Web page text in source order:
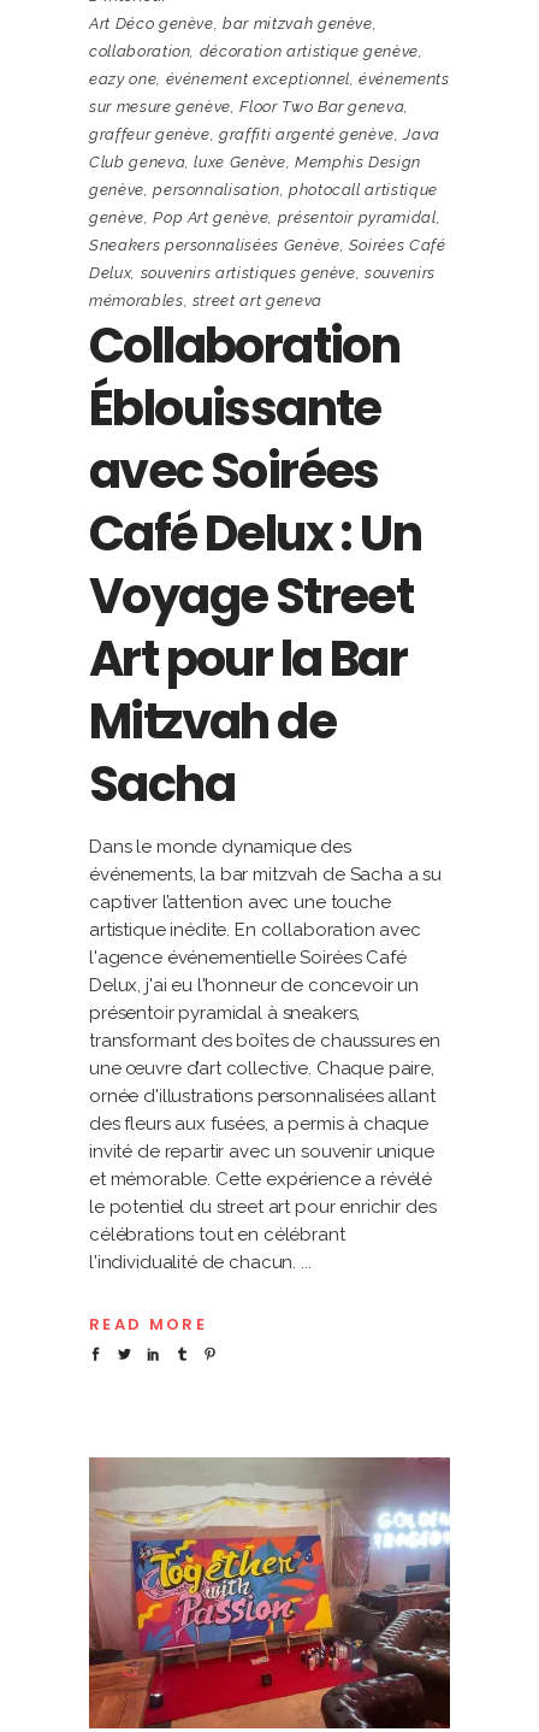
Art Déco genève ,bar mitzvah genève
collaboration décoration artistique genève
eazy one événement exceptionnel ,événements
sur mesure genève ,Floor Two Bar geneva
graffeur genève ,graffiti argenté genève
Java
Club geneva ,luxe Genève Memphis Design
genève ,personnalisation photocall artistique
genève ,Pop Art genève présentoir pyramidal
Sneakers personnalisées Genève Soirées Café
Delux, souvenirs artistiques genève ,souvenirs
mémorables street art geneva
Collaboration
Éblouissante
avec Soirées
Café Delux : Un
Voyage Street
Art pour la Bar
Mitzvah de
Sacha
Dans le monde dynamique des
événements, la bar mitzvah de Sacha a su
captiver l’attention avec une touche
artistique inédite. En collaboration avec
l'agence événementielle Soirées Café
Delux, j'ai eu l'honneur de concevoir un
présentoir pyramidal à sneakers,
transformant des boîtes de chaussures en
une œuvre d’art collective. Chaque paire,
ornée d'illustrations personnalisées allant
des fleurs aux fusées, a permis à chaque
invité de repartir avec un souvenir unique
et mémorable. Cette expérience a révélé
le potentiel du street art pour enrichir des
célébrations tout en célébrant
l'individualité de chacun.
READ MORE